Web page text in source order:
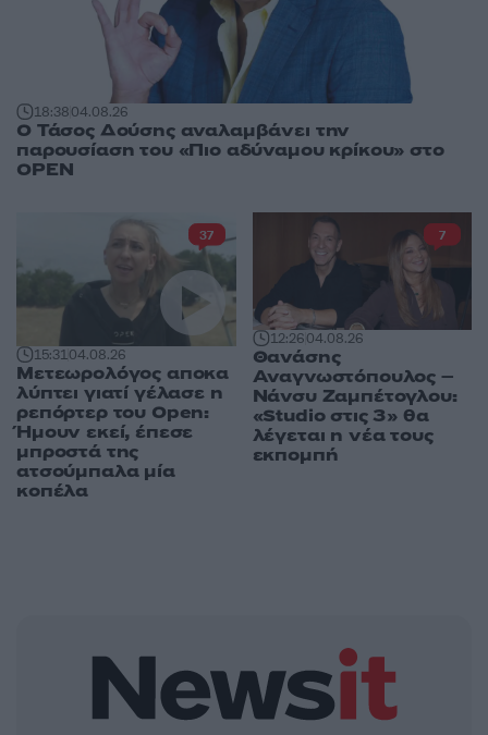
18:3804.08.26
Ο Τάσος Δούσης αναλαμβάνει την
παρουσίαση του «Πιο αδύναμου κρίκου» στο
OPEN
15:3104.08.26
Μετεωρολόγος αποκα
λύπτει γιατί γέλασε η
ρεπόρτερ του Open:
Ήμουν εκεί, έπεσε
μπροστά της
ατσούμπαλα μία
κοπέλα
37
12:2604.08.26
Θανάσης
Αναγνωστόπουλος –
Νάνσυ Ζαμπέτογλου:
«Studio στις 3» θα
λέγεται η νέα τους
εκπομπή
7